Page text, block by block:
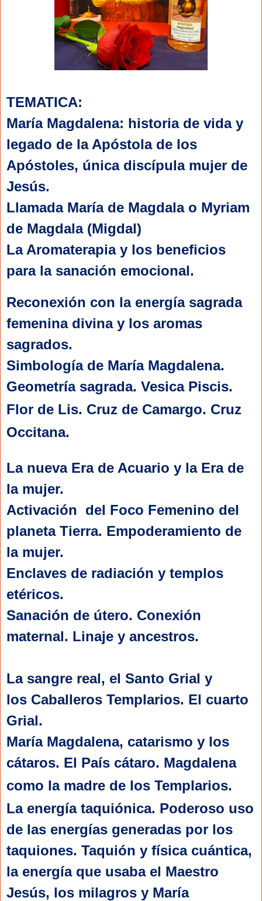
TEMATICA:
María Magdalena: historia de vida y
legado de la Apóstola de los
Apóstoles, única discípula mujer de
Jesús.
Llamada María de Magdala o Myriam
de Magdala (Migdal)
La Aromaterapia y los beneficios
para la sanación emocional.
Reconexión con la energía sagrada
femenina divina y los aromas
sagrados.
Simbología de María Magdalena.
Geometría sagrada. Vesica Piscis.
Flor de Lis. Cruz de Camargo. Cruz
Occitana.
La nueva Era de Acuario y la Era de
la mujer.
Activación del Foco Femenino del
planeta Tierra. Empoderamiento de
la mujer.
Enclaves de radiación y templos
etéricos.
Sanación de útero. Conexión
maternal. Linaje y ancestros.
La sangre real, el Santo Grial y
los Caballeros Templarios. El cuarto
Grial.
María Magdalena, catarismo y los
cátaros. El País cátaro. Magdalena
como la madre de los Templarios.
La energía taquiónica. Poderoso uso
de las energías generadas por los
taquiones. Taquión y física cuántica,
la energía que usaba el Maestro
Jesús, los milagros y María